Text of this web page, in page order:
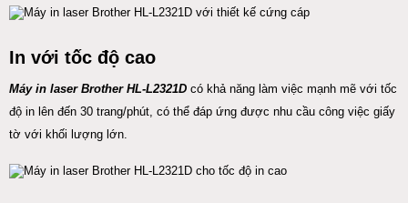
In với tốc độ cao
Máy in laser Brother HL-L2321D có khả năng làm việc mạnh mẽ với tốc
độ in lên đến 30 trang/phút, có thể đáp ứng được nhu cầu công việc giấy
tờ với khối lượng lớn.